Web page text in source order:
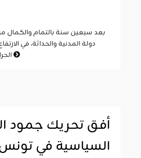
دولة المدنية والحداثة، في
أفق تحريك جمود
السياسية في